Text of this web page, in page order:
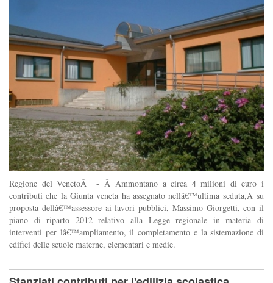
Regione del VenetoÂ - Â Ammontano a circa 4 milioni di euro i
contributi che la Giunta veneta ha assegnato nellâ€™ultima seduta,Â su
proposta dellâ€™assessore ai lavori pubblici, Massimo Giorgetti, con il
piano di riparto 2012 relativo alla Legge regionale in materia di
interventi per lâ€™ampliamento, il completamento e la sistemazione di
edifici delle scuole materne, elementari e medie.